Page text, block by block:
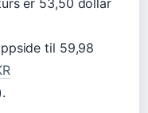
er 53,50 dollar
til 59,98